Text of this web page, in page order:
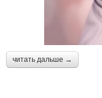
читать дальше →